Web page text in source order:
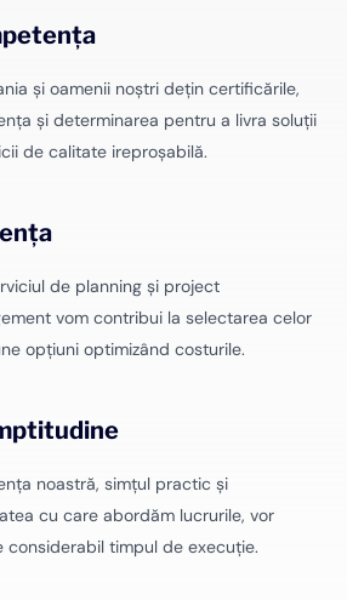
și oamenii noștri dețin certificările,
și determinarea pentru a livra soluții
de calitate ireproșabilă.
de planning și project
vom contribui la selectarea celor
opțiuni optimizând costurile.
noastră, simțul practic și
cu care abordăm lucrurile, vor
considerabil timpul de execuție.